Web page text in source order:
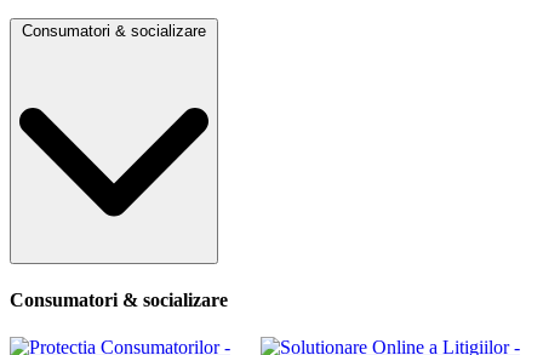
Consumatori & socializare
Consumatori & socializare